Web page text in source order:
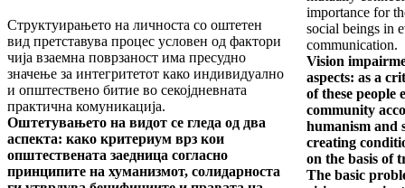
importance for
social beings in
communication.
Vision
aspects: as a
of these people
community
humanism and
creating
on the basis of
The basic
Структуирањето на личноста со оштетен
вид претставува процес условен од фактори
чија взаемна поврзаност има пресудно
значење за интегритетот како индивидуално
и општествено битие во секојдневната
практична комуникација.
Оштетувањето на видот се гледа од два
аспекта: како критериум врз кои
општествената заедница согласно
принципите на хуманизмот, солидарноста